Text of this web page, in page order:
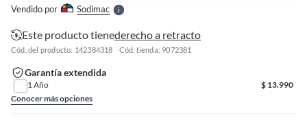
Vendido por SodimacS
Este producto tienederecho a retracto
Cód. del producto: 142384318 Cód. tienda: 9072381
Garantía extendida
1 Año $ 13.990
Conocer más opciones